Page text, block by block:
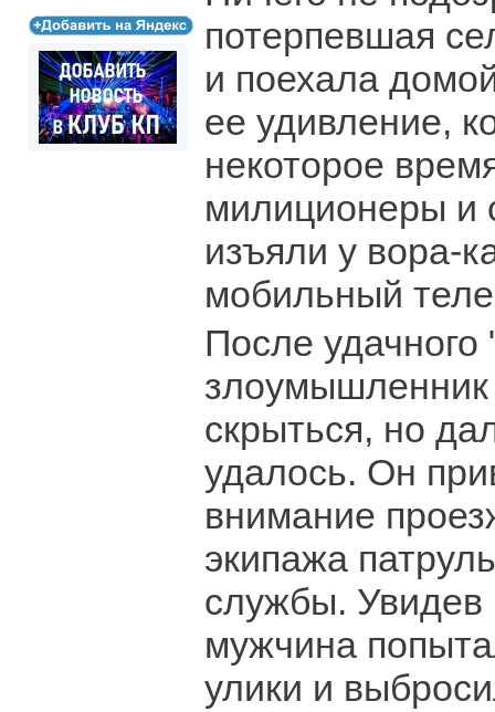
потерпевшая
и поехала
ее удивление,
некоторое
милиционеры и
изъяли у вора-
мобильный
После удачного
злоумышленник
скрыться, но
удалось. Он
внимание
экипажа
службы.
мужчина
улики и